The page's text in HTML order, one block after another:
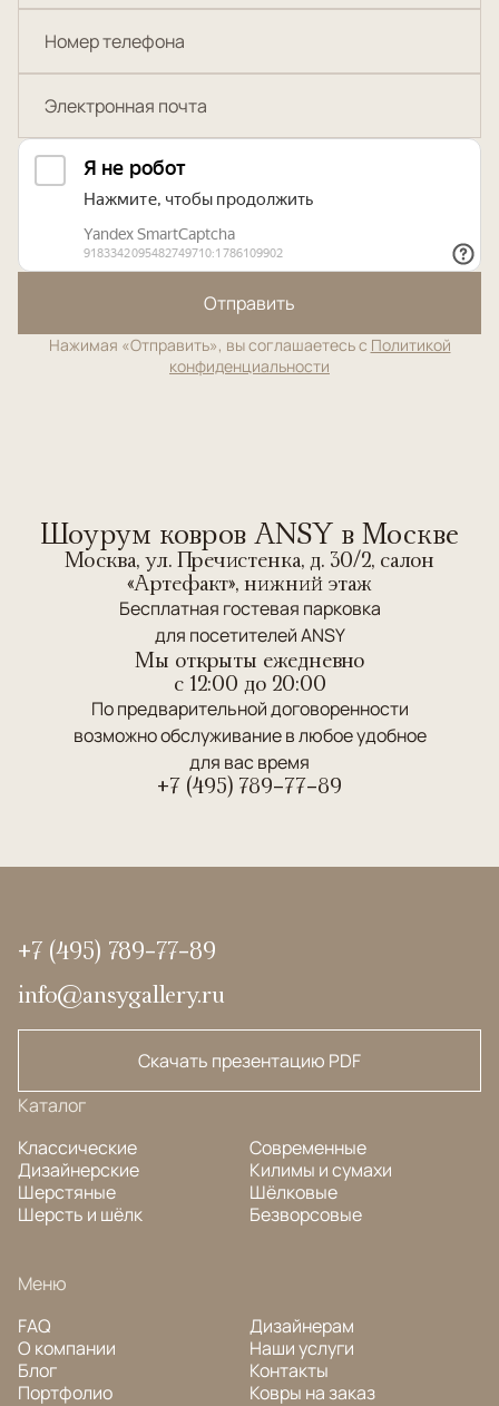
Отправить
Нажимая «Отправить», вы соглашаетесь с Политикой
конфиденциальности
Шоурум ковров ANSY в Москве
Москва, ул. Пречистенка, д. 30/2, салон
«Артефакт», нижний этаж
Бесплатная гостевая парковка
для посетителей ANSY
Мы открыты ежедневно
c 12:00 до 20:00
По предварительной договоренности
возможно обслуживание в любое удобное
для вас время
+7 (495) 789-77-89
+7 (495) 789-77-89
info@ansygallery.ru
Скачать презентацию PDF
Каталог
Классические
Дизайнерские
Шерстяные
Шерсть и шёлк
Современные
Килимы и сумахи
Шёлковые
Безворсовые
Меню
FAQ
О компании
Блог
Портфолио
Дизайнерам
Наши услуги
Контакты
Ковры на заказ